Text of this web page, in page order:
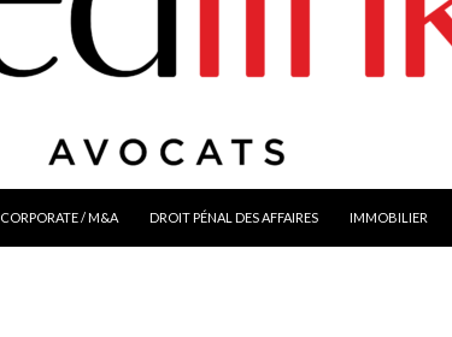
CORPORATE / M&A DROIT PÉNAL DES AFFAIRES IMMOBILIER